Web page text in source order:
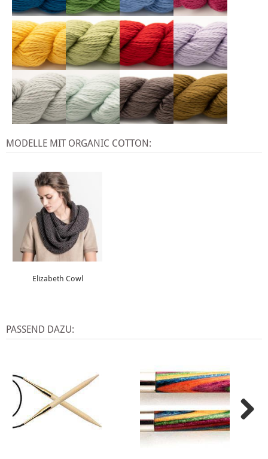
MODELLE MIT ORGANIC COTTON:
Elizabeth Cowl
PASSEND DAZU: